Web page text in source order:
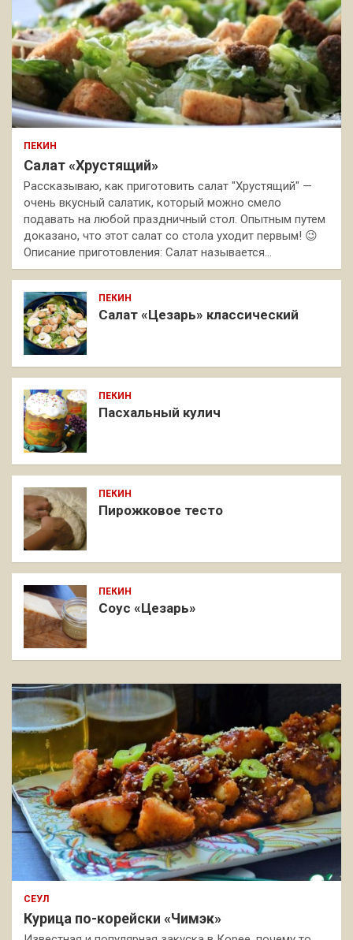
ПЕКИН
Салат «Хрустящий»
Рассказываю, как приготовить салат "Хрустящий" —
очень вкусный салатик, который можно смело
подавать на любой праздничный стол. Опытным путем
доказано, что этот салат со стола уходит первым! 😉
Описание приготовления: Салат называется…
ПЕКИН
Салат «Цезарь» классический
ПЕКИН
Пасхальный кулич
ПЕКИН
Пирожковое тесто
ПЕКИН
Соус «Цезарь»
СЕУЛ
Курица по-корейски «Чимэк»